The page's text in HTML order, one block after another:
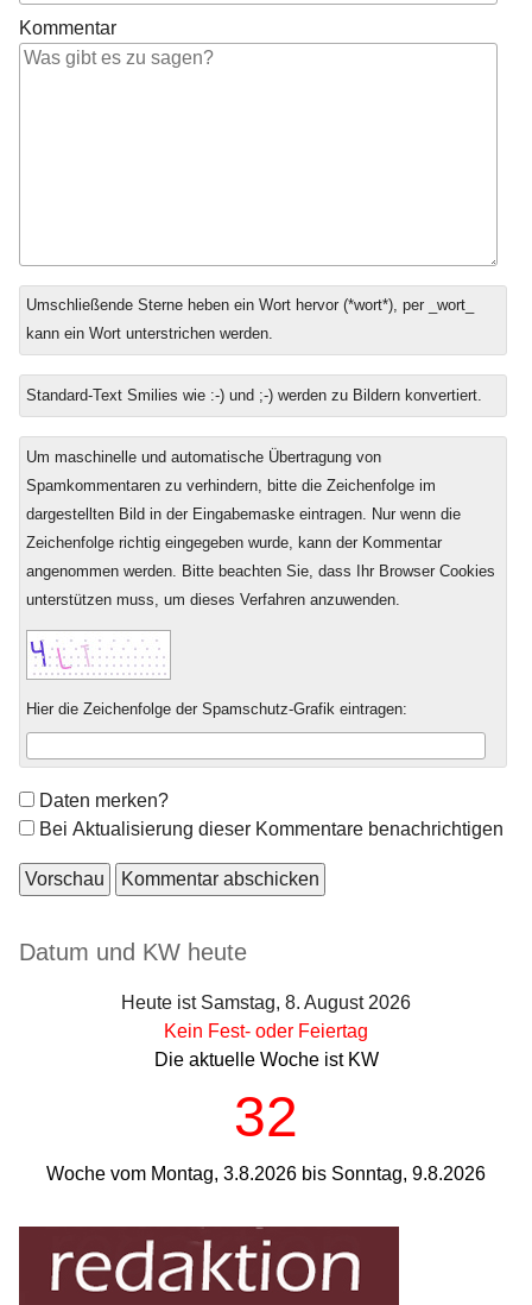
Kommentar
Antwort
zu
Umschließende Sterne heben ein Wort hervor (*wort*), per _wort_
kann ein Wort unterstrichen werden.
Standard-Text Smilies wie :-) und ;-) werden zu Bildern konvertiert.
Um maschinelle und automatische Übertragung von
Spamkommentaren zu verhindern, bitte die Zeichenfolge im
dargestellten Bild in der Eingabemaske eintragen. Nur wenn die
Zeichenfolge richtig eingegeben wurde, kann der Kommentar
angenommen werden. Bitte beachten Sie, dass Ihr Browser Cookies
unterstützen muss, um dieses Verfahren anzuwenden.
Hier die Zeichenfolge der Spamschutz-Grafik eintragen:
Formular-
Optionen
Daten merken?
Bei Aktualisierung dieser Kommentare benachrichtigen
Seitenleiste
Datum und KW heute
Heute ist Samstag, 8. August 2026
Kein Fest- oder Feiertag
Die aktuelle Woche ist KW
32
Woche vom Montag, 3.8.2026 bis Sonntag, 9.8.2026